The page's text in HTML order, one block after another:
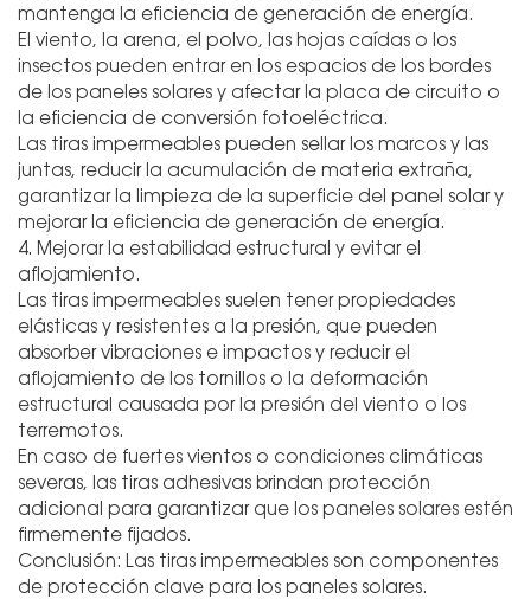
mantenga la eficiencia de generación de energía.
El viento, la arena, el polvo, las hojas caídas o los
insectos pueden entrar en los espacios de los bordes
de los paneles solares y afectar la placa de circuito o
la eficiencia de conversión fotoeléctrica.
Las tiras impermeables pueden sellar los marcos y las
juntas, reducir la acumulación de materia extraña,
garantizar la limpieza de la superficie del panel solar y
mejorar la eficiencia de generación de energía.
4. Mejorar la estabilidad estructural y evitar el
aflojamiento.
Las tiras impermeables suelen tener propiedades
elásticas y resistentes a la presión, que pueden
absorber vibraciones e impactos y reducir el
aflojamiento de los tornillos o la deformación
estructural causada por la presión del viento o los
terremotos.
En caso de fuertes vientos o condiciones climáticas
severas, las tiras adhesivas brindan protección
adicional para garantizar que los paneles solares estén
firmemente fijados.
Conclusión: Las tiras impermeables son componentes
de protección clave para los paneles solares.